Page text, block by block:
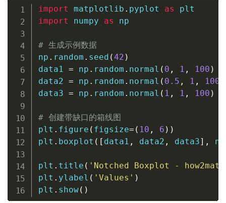
import matplotlib . pyplot as
import numpy as np
# 生成示例数据
np . random . seed (42 )
data1 = np . random . normal ( 0 , 1 , 100 )
data2 = np . random . normal ( 0.5 , 1 , 100
data3 = np . random . normal ( 1 , 1 , 100 )
# 创建带缺口的箱线图
plt . figure ( figsize= ( 10 , 6 ) )
plt . boxplot ( [ data1 , data2 , data3] ,
plt . title ( 'Notched Boxplot -
plt . ylabel ( 'Values' )
plt . show( )